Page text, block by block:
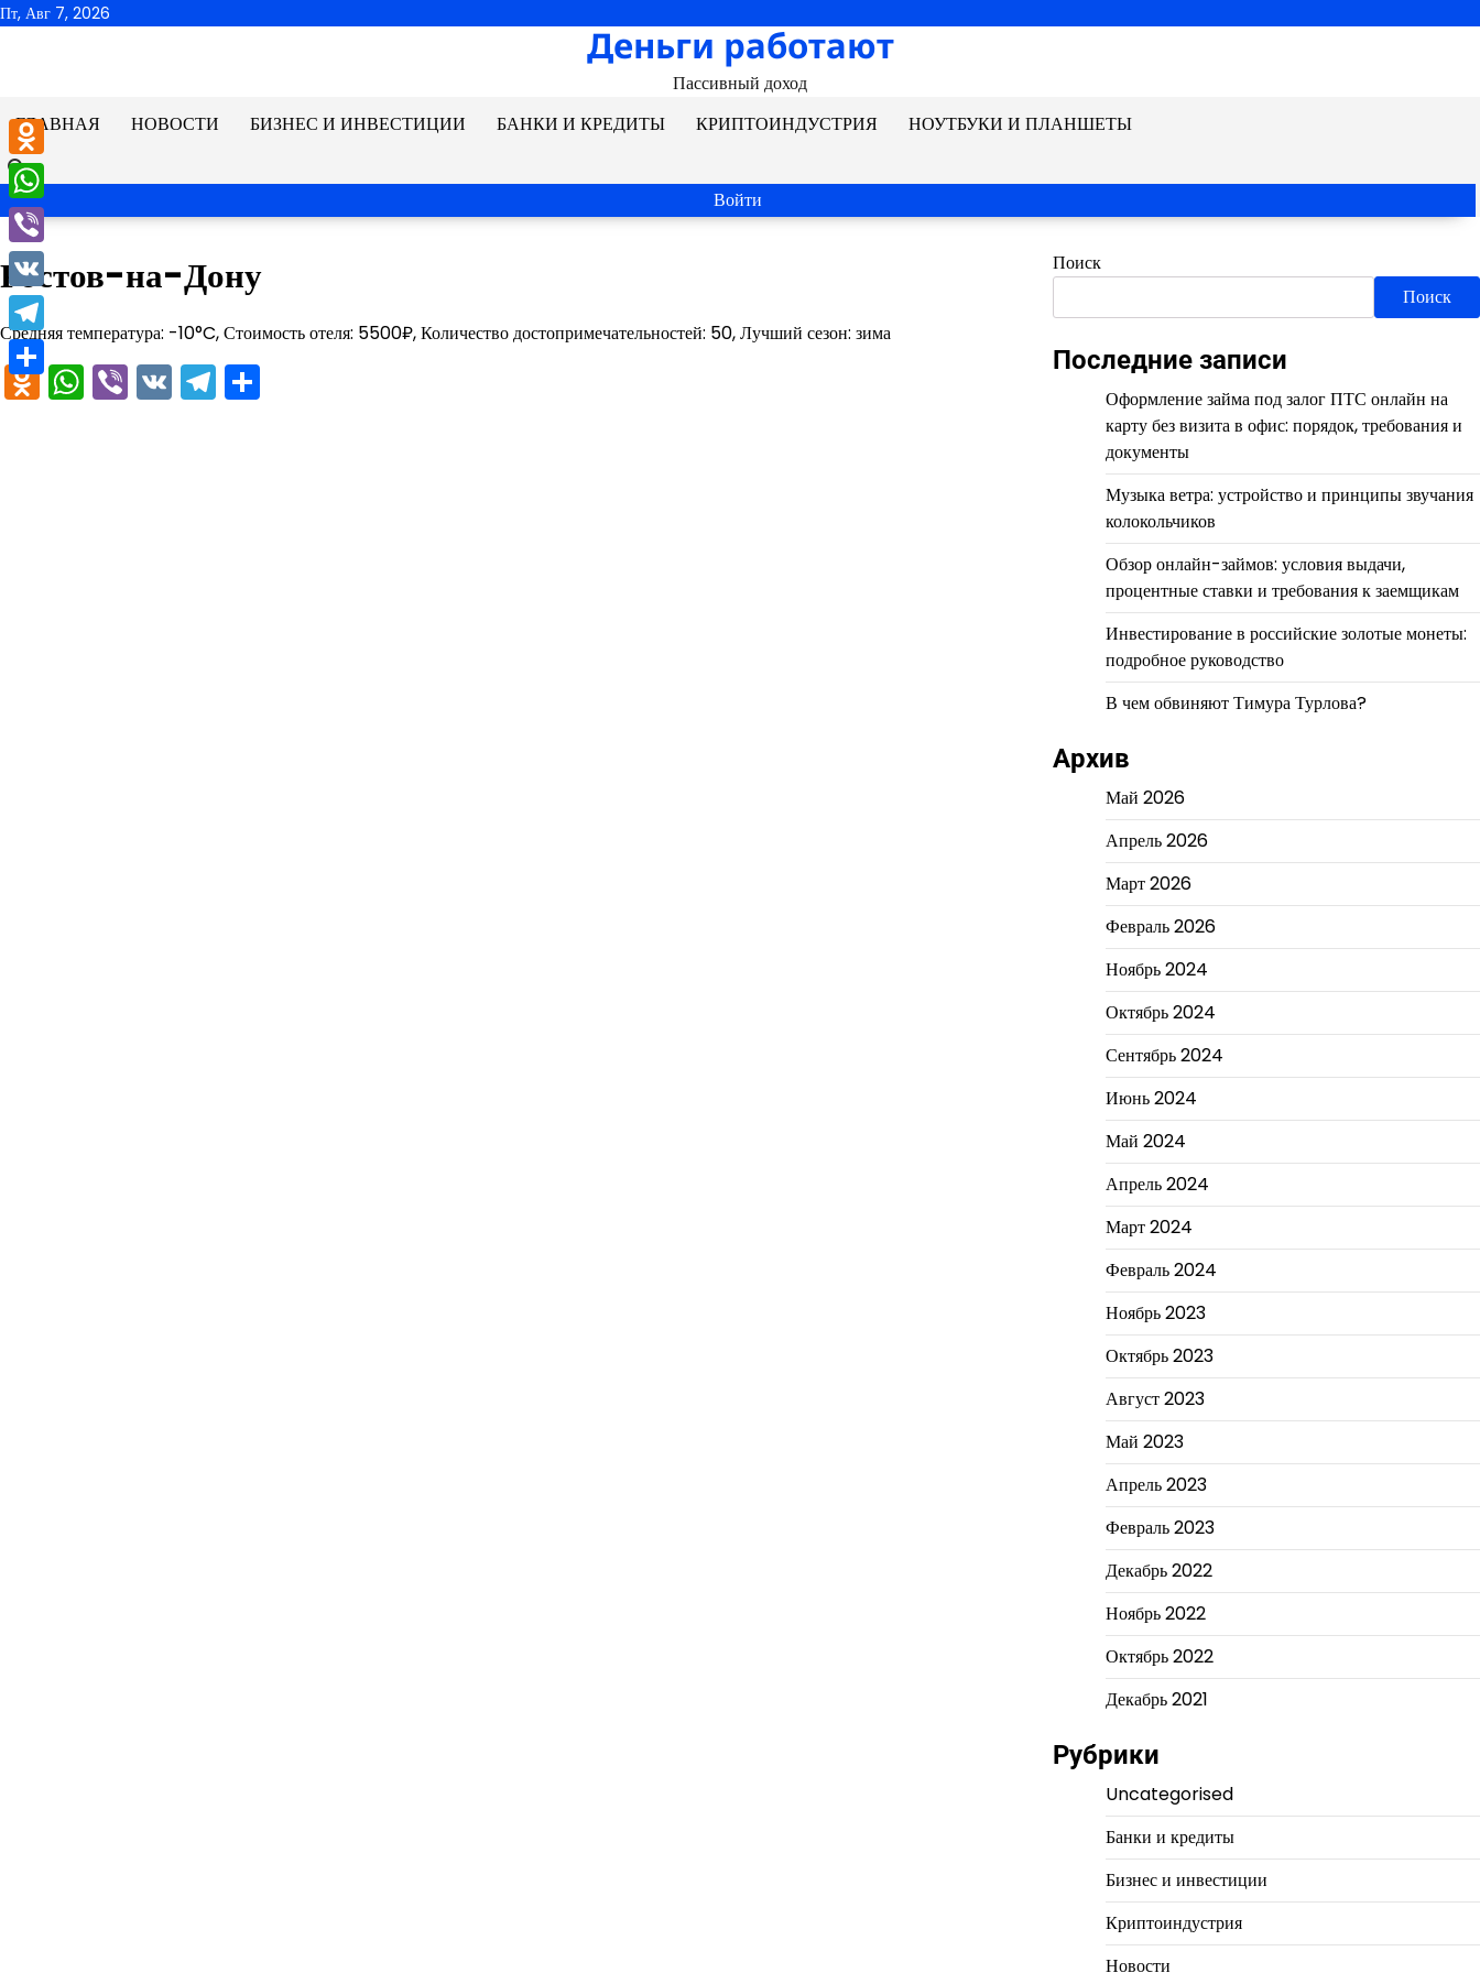
Перейти
Пт, Авг 7, 2026
Деньги работают
Пассивный доход
ГЛАВНАЯ
НОВОСТИ БИЗНЕС И ИНВЕСТИЦИИ БАНКИ И КРЕДИТЫ КРИПТОИНДУСТРИЯ НОУТБУКИ И ПЛАНШЕТЫ
Войти
Ростов-на-Дону
Средняя температура: -10°C, Стоимость отеля: 5500₽, Количество достопримечательностей: 50, Лучший сезон: зима
Odnoklassniki
WhatsApp
Viber
VKTelegram
Поиск
Поиск
Последние записи
Оформление займа под залог ПТС онлайн на
карту без визита в офис: порядок, требования и
документы
Музыка ветра: устройство и принципы звучания
колокольчиков
Обзор онлайн-займов: условия выдачи,
процентные ставки и требования к заемщикам
Инвестирование в российские золотые монеты:
подробное руководство
В чем обвиняют Тимура Турлова?
Архив
Май 2026
Апрель 2026
Март 2026
Февраль 2026
Ноябрь 2024
Октябрь 2024
Сентябрь 2024
Июнь 2024
Май 2024
Апрель 2024
Март 2024
Февраль 2024
Ноябрь 2023
Октябрь 2023
Август 2023
Май 2023
Апрель 2023
Февраль 2023
Декабрь 2022
Ноябрь 2022
Октябрь 2022
Декабрь 2021
Рубрики
Uncategorised
Банки и кредиты
Бизнес и инвестиции
Криптоиндустрия
Новости
Odnoklassniki
WhatsApp
Viber
VK
Telegram
Отправить